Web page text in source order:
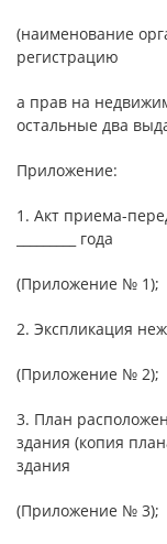
(наименование
регистрацию
а прав на
остальные два
Приложение:
1. Акт приема-
_________ года
(Приложение № 1);
2. Экспликация
(Приложение № 2);
3. План
здания (копия
здания
(Приложение № 3);